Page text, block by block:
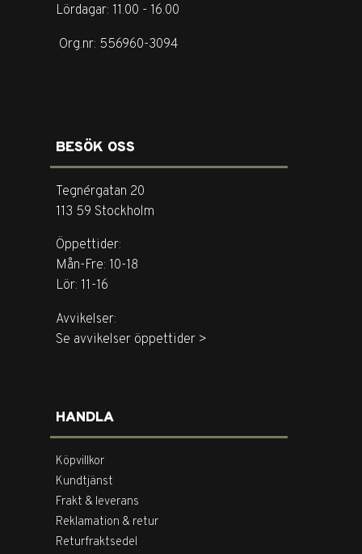
Lördagar: 11.00 - 16.00
Org.nr: 556960-3094
BESÖK OSS
Tegnérgatan 20
113 59 Stockholm
Öppettider:
Mån-Fre: 10-18
Lör: 11-16
Avvikelser:
Se avvikelser öppettider >
HANDLA
Köpvillkor
Kundtjänst
Frakt & leverans
Reklamation & retur
Returfraktsedel